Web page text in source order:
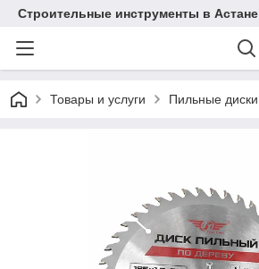
Строительные инструменты в Астане
Товары и услуги Пильные диски